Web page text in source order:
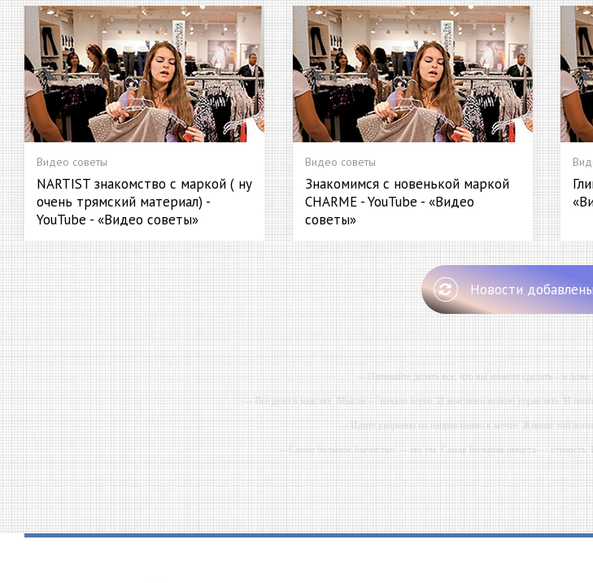
Видео советы
NARTIST знакомство с маркой ( ну
очень трямский материал) -
YouTube - «Видео советы»
Видео советы
Знакомимся с новенькой маркой
CHARME - YouTube - «Видео
советы»
Новости
-- Начинайте делать все, что вы можете сделать – и
-- Все дело в мыслях. Мысль — начало всего. И мыслями можно управлять. И
-- Идите уверенно по направлению к мечте. Живите той
-- Самое большое богатство — это ум. Самая большая нищета —
-- Люблю давать советы и очень не люблю,